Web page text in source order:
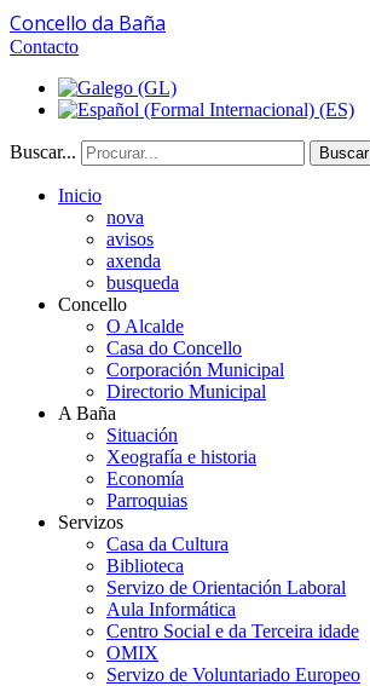
Concello da Baña
Contacto
Buscar... Buscar
Inicio
nova
avisos
axenda
busqueda
Concello
O Alcalde
Casa do Concello
Corporación Municipal
Directorio Municipal
A Baña
Situación
Xeografía e historia
Economía
Parroquias
Servizos
Casa da Cultura
Biblioteca
Servizo de Orientación Laboral
Aula Informática
Centro Social e da Terceira idade
OMIX
Servizo de Voluntariado Europeo